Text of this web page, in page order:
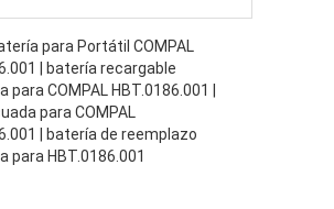
para Portátil COMPAL
| batería recargable
para COMPAL HBT.0186.001 |
para COMPAL
| batería de reemplazo
para HBT.0186.001